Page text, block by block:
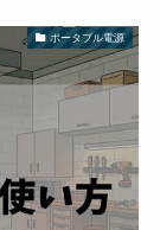
ポータブル電源